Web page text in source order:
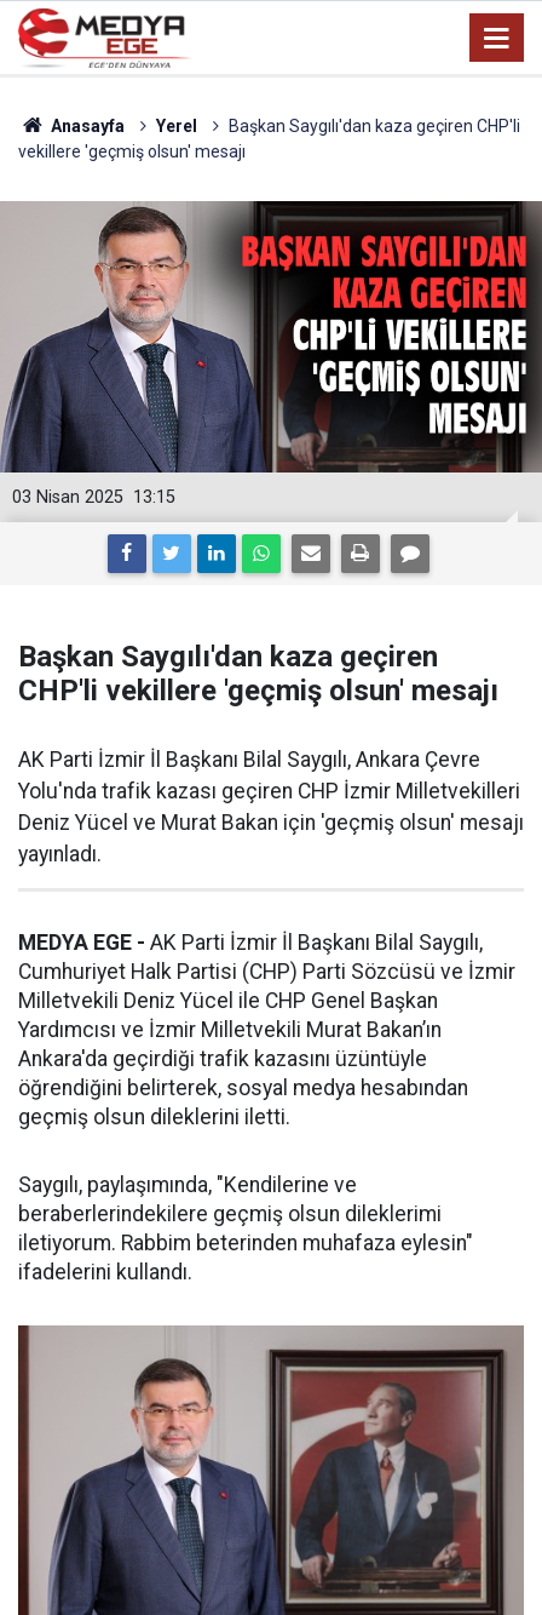
Anasayfa Yerel
Başkan Saygılı'dan kaza geçiren CHP'li
vekillere 'geçmiş olsun' mesajı
13:15
03 Nisan 2025
Başkan Saygılı'dan kaza geçiren
CHP'li vekillere 'geçmiş olsun' mesajı
AK Parti İzmir İl Başkanı Bilal Saygılı, Ankara Çevre
Yolu'nda trafik kazası geçiren CHP İzmir Milletvekilleri
Deniz Yücel ve Murat Bakan için 'geçmiş olsun' mesajı
yayınladı.
MEDYA EGE - AK Parti İzmir İl Başkanı Bilal Saygılı,
Cumhuriyet Halk Partisi (CHP) Parti Sözcüsü ve İzmir
Milletvekili Deniz Yücel ile CHP Genel Başkan
Yardımcısı ve İzmir Milletvekili Murat Bakan’ın
Ankara'da geçirdiği trafik kazasını üzüntüyle
öğrendiğini belirterek, sosyal medya hesabından
geçmiş olsun dileklerini iletti.
Saygılı, paylaşımında, "Kendilerine ve
beraberlerindekilere geçmiş olsun dileklerimi
iletiyorum. Rabbim beterinden muhafaza eylesin"
ifadelerini kullandı.